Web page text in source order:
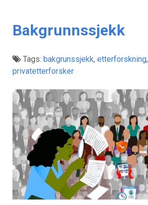
Bakgrunnssjekk
Tags: bakgrunssjekk, etterforskning,
privatetterforsker